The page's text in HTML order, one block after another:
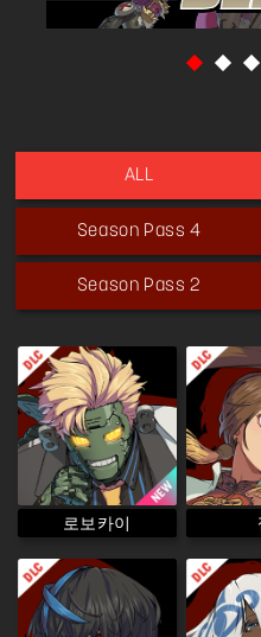
ALL
Season Pass 4
Season Pass 2
로보카이